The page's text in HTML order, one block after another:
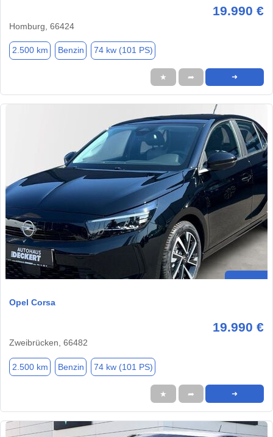
19.990 €
Homburg, 66424
2.500 km Benzin 74 kw (101 PS)
★ ➦ ➜
Opel Corsa
19.990 €
Zweibrücken, 66482
2.500 km Benzin 74 kw (101 PS)
★ ➦ ➜